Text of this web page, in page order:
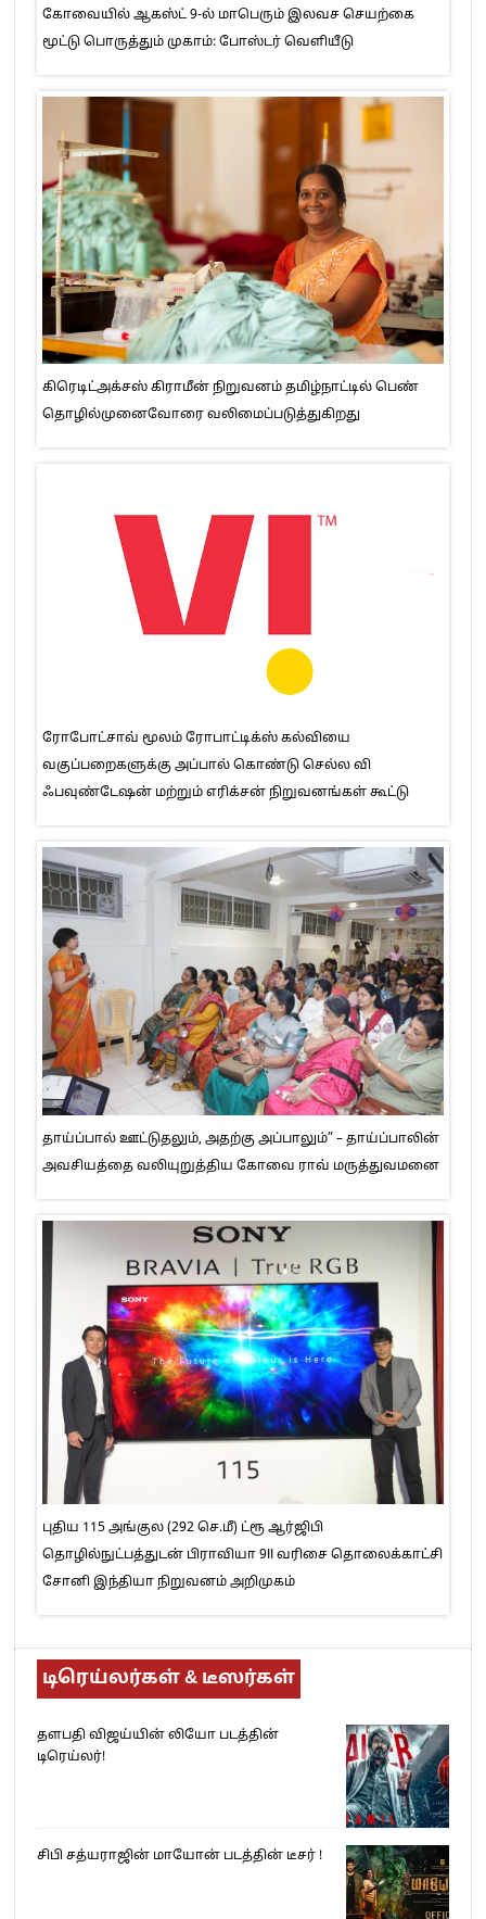
கோவையில் ஆகஸ்ட் 9-ல் மாபெரும் இலவச செயற்கை
மூட்டு பொருத்தும் முகாம்: போஸ்டர் வெளியீடு
கிரெடிட்அக்சஸ் கிராமீன் நிறுவனம் தமிழ்நாட்டில் பெண்
தொழில்முனைவோரை வலிமைப்படுத்துகிறது
ரோபோட்சாவ் மூலம் ரோபாட்டிக்ஸ் கல்வியை
வகுப்பறைகளுக்கு அப்பால் கொண்டு செல்ல வி
ஃபவுண்டேஷன் மற்றும் எரிக்சன் நிறுவனங்கள் கூட்டு
தாய்ப்பால் ஊட்டுதலும், அதற்கு அப்பாலும்” – தாய்ப்பாலின்
அவசியத்தை வலியுறுத்திய கோவை ராவ் மருத்துவமனை
புதிய 115 அங்குல (292 செ.மீ) ட்ரூ ஆர்ஜிபி
தொழில்நுட்பத்துடன் பிராவியா 9II வரிசை தொலைக்காட்சி
சோனி இந்தியா நிறுவனம் அறிமுகம்
டிரெய்லர்கள் & டீஸர்கள்
தளபதி விஜய்யின் லியோ படத்தின்
டிரெய்லர்!
சிபி சத்யராஜின் மாயோன் படத்தின் டீசர் !